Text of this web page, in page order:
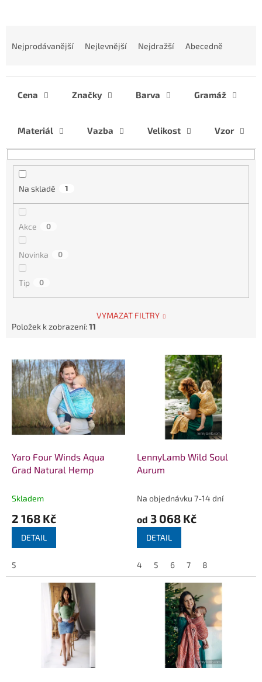
d
u
Nejprodávanější Nejlevnější Nejdražší Abecedně
Cena Značky Barva Gramáž
Materiál Vazba Velikost Vzor
Na skladě 1
Akce 0
Novinka 0
Tip 0
VYMAZAT FILTRY
Položek k zobrazení:11
p
p
Yaro Four Winds Aqua
Grad Natural Hemp
Skladem
2 168 Kč
DETAIL
5
LennyLamb Wild Soul
Aurum
Na objednávku 7-14 dní
od 3 068 Kč
DETAIL
4 5 6 7 8